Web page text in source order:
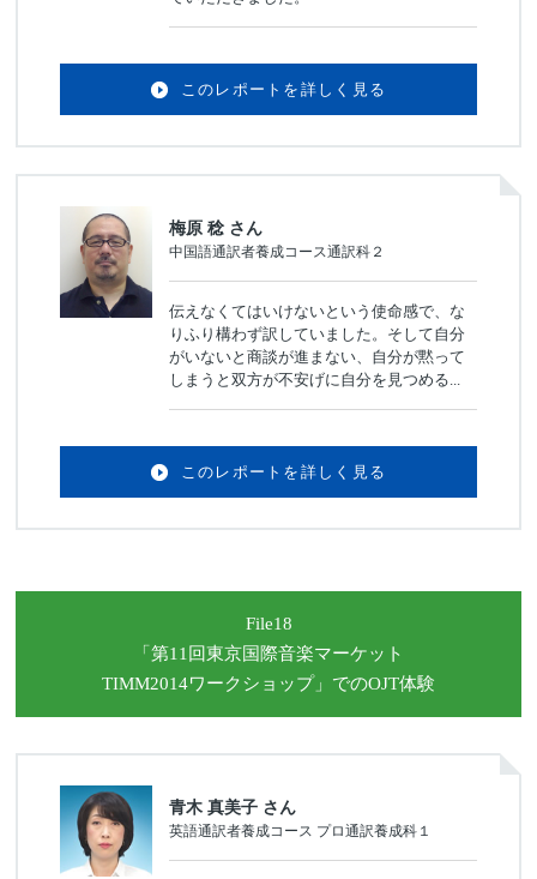
このレポートを詳しく見る
梅原 稔 さん
中国語通訳者養成コース通訳科２
伝えなくてはいけないという使命感で、な
りふり構わず訳していました。そして自分
がいないと商談が進まない、自分が黙って
しまうと双方が不安げに自分を見つめる...
このレポートを詳しく見る
File18
「第11回東京国際音楽マーケット
TIMM2014ワークショップ」 でのOJT体験
青木 真美子 さん
英語通訳者養成コース プロ通訳養成科１